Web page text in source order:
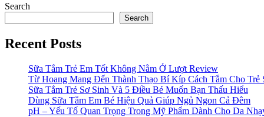
Search
Search
Recent Posts
Sữa Tắm Trẻ Em Tốt Không Nằm Ở Lượt Review
Từ Hoang Mang Đến Thành Thạo Bí Kíp Cách Tắm Cho Trẻ
Sữa Tắm Trẻ Sơ Sinh Và 5 Điều Bé Muốn Bạn Thấu Hiểu
Dùng Sữa Tắm Em Bé Hiệu Quả Giúp Ngủ Ngon Cả Đêm
pH – Yếu Tố Quan Trọng Trong Mỹ Phẩm Dành Cho Da